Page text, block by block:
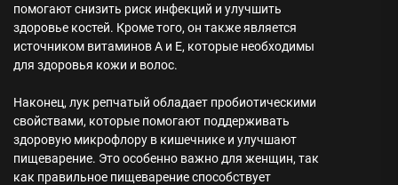
помогают снизить риск инфекций и улучшить
здоровье костей. Кроме того, он также является
источником витаминов А и E, которые необходимы
для здоровья кожи и волос.
Наконец, лук репчатый обладает пробиотическими
свойствами, которые помогают поддерживать
здоровую микрофлору в кишечнике и улучшают
пищеварение. Это особенно важно для женщин, так
как правильное пищеварение способствует